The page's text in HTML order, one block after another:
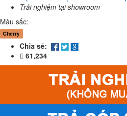
Trải nghiệm tại showroom
Màu sắc:
Cherry
Chia sẻ:
61,234